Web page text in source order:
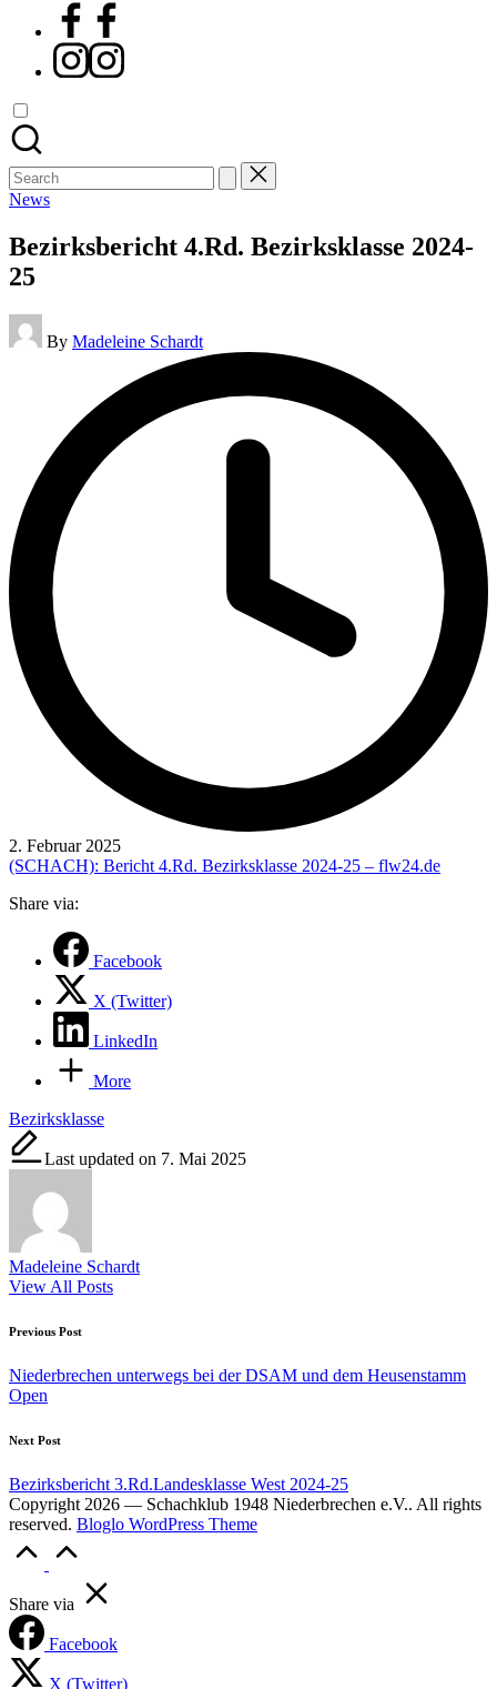
Facebook
Instagram
Search
for:
Posted
News
Bezirksbericht 4.Rd. Bezirksklasse 2024-
25
Posted
by
By Madeleine Schardt
2. Februar 2025
(SCHACH): Bericht 4.Rd. Bezirksklasse 2024-25 – flw24.de:
Share via:
Facebook
X (Twitter)
LinkedIn
More
Tags:
Bezirksklasse
Last updated on 7. Mai 2025
Madeleine Schardt
View All Posts
Post
navigation
Previous Post
Niederbrechen unterwegs bei der DSAM und dem Heusenstamm
Open
Next Post
Bezirksbericht 3.Rd.Landesklasse West 2024-25
Copyright 2026 — Schachklub 1948 Niederbrechen e.V.. All rights
reserved. Bloglo WordPress Theme
Top
Share via
Facebook
X (Twitter)